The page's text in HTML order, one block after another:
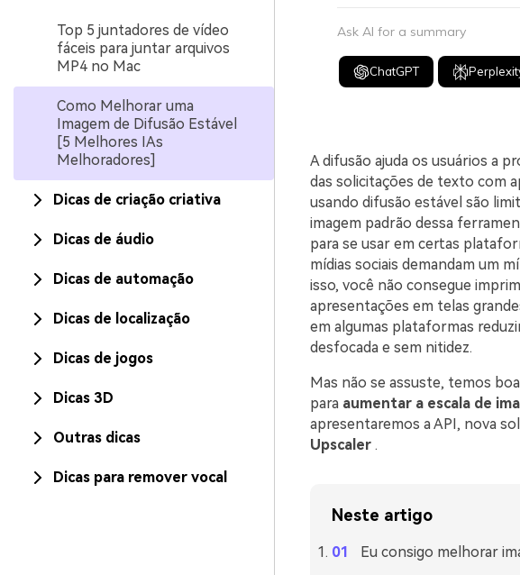
Top 5 juntadores de vídeo
fáceis para juntar arquivos
MP4 no Mac
Como Melhorar uma
Imagem de Difusão Estável
[5 Melhores IAs
Melhoradores]
Dicas de criação criativa
Dicas de áudio
Dicas de automação
Dicas de localização
Dicas de jogos
Dicas 3D
Outras dicas
Dicas para remover vocal
Ask AI for a summary
ChatGPT
A difusão ajuda os usuários a
das solicitações de texto com
usando difusão estável são
imagem padrão dessa
para se usar em certas
mídias sociais demandam um
isso, você não consegue
apresentações em telas
em algumas plataformas
desfocada e sem nitidez.
Mas não se assuste, temos
para aumentar a escala de
apresentaremos a API, nova
Upscaler .
Neste artigo
Eu consigo melhorar